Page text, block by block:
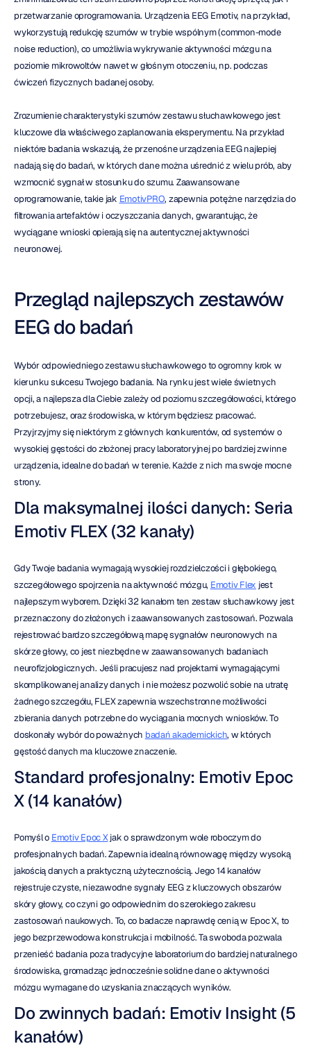
przetwarzanie oprogramowania. Urządzenia EEG Emotiv, na przykład,
wykorzystują redukcję szumów w trybie wspólnym (common-mode
noise reduction), co umożliwia wykrywanie aktywności mózgu na
poziomie mikrowoltów nawet w głośnym otoczeniu, np. podczas
ćwiczeń fizycznych badanej osoby.
Zrozumienie charakterystyki szumów zestawu słuchawkowego jest
kluczowe dla właściwego zaplanowania eksperymentu. Na przykład
niektóre badania wskazują, że przenośne urządzenia EEG najlepiej
nadają się do badań, w których dane można uśrednić z wielu prób, aby
wzmocnić sygnał w stosunku do szumu. Zaawansowane
oprogramowanie, takie jak EmotivPRO, zapewnia potężne narzędzia do
filtrowania artefaktów i oczyszczania danych, gwarantując, że
wyciągane wnioski opierają się na autentycznej aktywności
neuronowej.
Przegląd najlepszych zestawów
EEG do badań
Wybór odpowiedniego zestawu słuchawkowego to ogromny krok w
kierunku sukcesu Twojego badania. Na rynku jest wiele świetnych
opcji, a najlepsza dla Ciebie zależy od poziomu szczegółowości, którego
potrzebujesz, oraz środowiska, w którym będziesz pracować.
Przyjrzyjmy się niektórym z głównych konkurentów, od systemów o
wysokiej gęstości do złożonej pracy laboratoryjnej po bardziej zwinne
urządzenia, idealne do badań w terenie. Każde z nich ma swoje mocne
strony.
Dla maksymalnej ilości danych: Seria
Emotiv FLEX (32 kanały)
Gdy Twoje badania wymagają wysokiej rozdzielczości i głębokiego,
szczegółowego spojrzenia na aktywność mózgu, Emotiv Flex jest
najlepszym wyborem. Dzięki 32 kanałom ten zestaw słuchawkowy jest
przeznaczony do złożonych i zaawansowanych zastosowań. Pozwala
rejestrować bardzo szczegółową mapę sygnałów neuronowych na
skórze głowy, co jest niezbędne w zaawansowanych badaniach
neurofizjologicznych. Jeśli pracujesz nad projektami wymagającymi
skomplikowanej analizy danych i nie możesz pozwolić sobie na utratę
żadnego szczegółu, FLEX zapewnia wszechstronne możliwości
zbierania danych potrzebne do wyciągania mocnych wniosków. To
doskonały wybór do poważnych badań akademickich, w których
gęstość danych ma kluczowe znaczenie.
Standard profesjonalny: Emotiv Epoc
X (14 kanałów)
Pomyśl o Emotiv Epoc X jak o sprawdzonym wole roboczym do
profesjonalnych badań. Zapewnia idealną równowagę między wysoką
jakością danych a praktyczną użytecznością. Jego 14 kanałów
rejestruje czyste, niezawodne sygnały EEG z kluczowych obszarów
skóry głowy, co czyni go odpowiednim do szerokiego zakresu
zastosowań naukowych. To, co badacze naprawdę cenią w Epoc X, to
jego bezprzewodowa konstrukcja i mobilność. Ta swoboda pozwala
przenieść badania poza tradycyjne laboratorium do bardziej naturalnego
środowiska, gromadząc jednocześnie solidne dane o aktywności
mózgu wymagane do uzyskania znaczących wyników.
Do zwinnych badań: Emotiv Insight (5
kanałów)